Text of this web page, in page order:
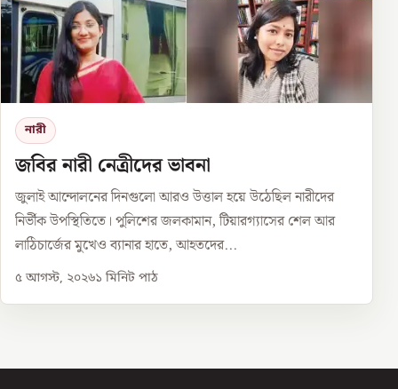
নারী
জবির নারী নেত্রীদের ভাবনা
জুলাই আন্দোলনের দিনগুলো আরও উত্তাল হয়ে উঠেছিল নারীদের
নির্ভীক উপস্থিতিতে। পুলিশের জলকামান, টিয়ারগ্যাসের শেল আর
লাঠিচার্জের মুখেও ব্যানার হাতে, আহতদের...
৫ আগস্ট, ২০২৬১ মিনিট পাঠ